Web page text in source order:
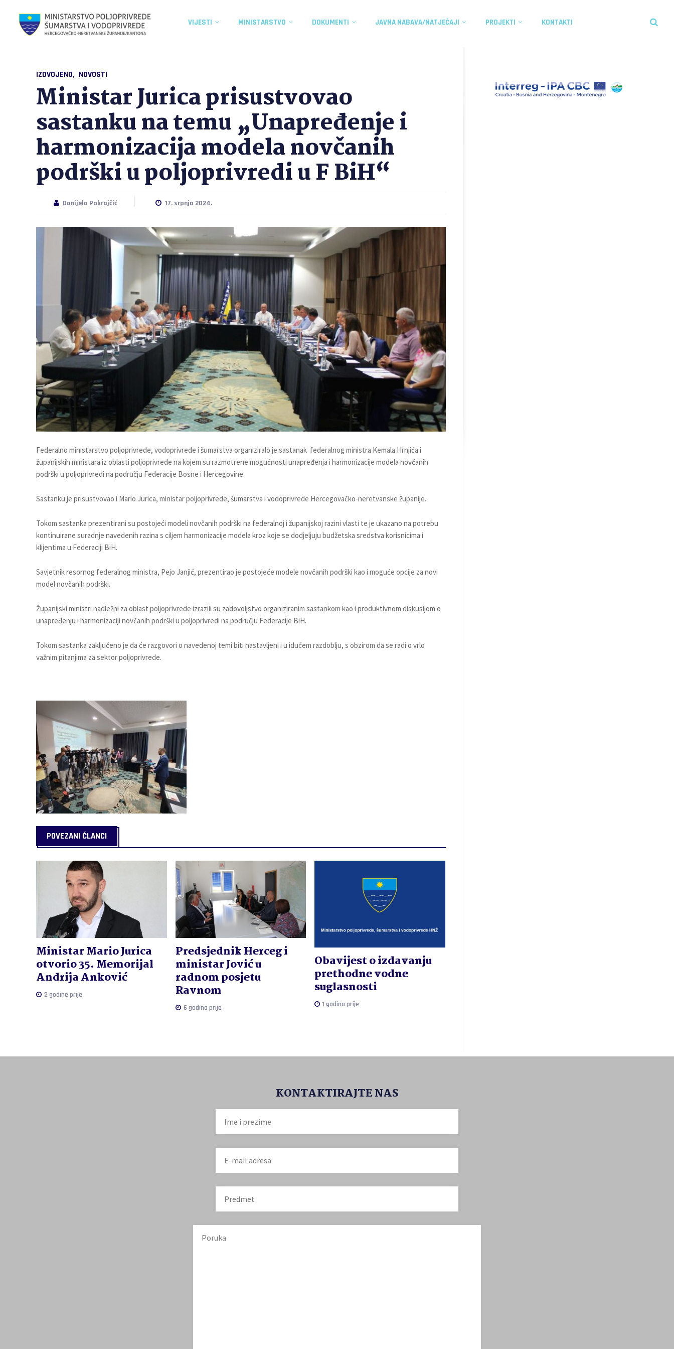
VIJESTI MINISTARSTVO DOKUMENTI JAVNA NABAVA/NATJEČAJI PROJEKTI KONTAKTI
IZDVOJENO NOVOSTI
Ministar Jurica prisustvovao
sastanku na temu „Unapređenje i
harmonizacija modela novčanih
podrški u poljoprivredi u F BiH“
Danijela Pokrajčić 17. srpnja 2024.
Federalno ministarstvo poljoprivrede, vodoprivrede i šumarstva organiziralo je sastanak federalnog ministra Kemala Hrnjića i
županijskih ministara iz oblasti poljoprivrede na kojem su razmotrene mogućnosti unapređenja i harmonizacije modela novčanih
podrški u poljoprivredi na području Federacije Bosne i Hercegovine.
Sastanku je prisustvovao i Mario Jurica, ministar poljoprivrede, šumarstva i vodoprivrede Hercegovačko-neretvanske županije.
Tokom sastanka prezentirani su postojeći modeli novčanih podrški na federalnoj i županijskoj razini vlasti te je ukazano na potrebu
kontinuirane suradnje navedenih razina s ciljem harmonizacije modela kroz koje se dodjeljuju budžetska sredstva korisnicima i
klijentima u Federaciji BiH.
Savjetnik resornog federalnog ministra, Pejo Janjić, prezentirao je postojeće modele novčanih podrški kao i moguće opcije za novi
model novčanih podrški.
Županijski ministri nadležni za oblast poljoprivrede izrazili su zadovoljstvo organiziranim sastankom kao i produktivnom diskusijom o
unapređenju i harmonizaciji novčanih podrški u poljoprivredi na području Federacije BiH.
Tokom sastanka zaključeno je da će razgovori o navedenoj temi biti nastavljeni i u idućem razdoblju, s obzirom da se radi o vrlo
važnim pitanjima za sektor poljoprivrede.
POVEZANI ČLANCI
Ministar Mario Jurica
otvorio 35. Memorijal
Andrija Anković
2 godine prije
Predsjednik Herceg i
ministar Jović u
radnom posjetu
Ravnom
6 godina prije
Obavijest o izdavanju
prethodne vodne
suglasnosti
1 godina prije
KONTAKTIRAJTE NAS